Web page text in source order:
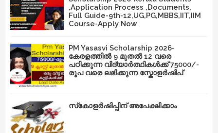
,Application Process ,Documents,
Full Guide-9th-12,UG,PG,MBBS,IIT,IIM
Course-Apply Now
PM Yasasvi Scholarship 2026-
കേരളത്തിൽ 9 മുതൽ 12 വരെ
പഠിക്കുന്ന വിദ്യാർത്ഥികൾക്ക് 75000/-
രൂപ വരെ ലഭിക്കുന്ന സ്കോളർഷിപ്
സ്‌കോളർഷിപ്പിന് അപേക്ഷിക്കാം